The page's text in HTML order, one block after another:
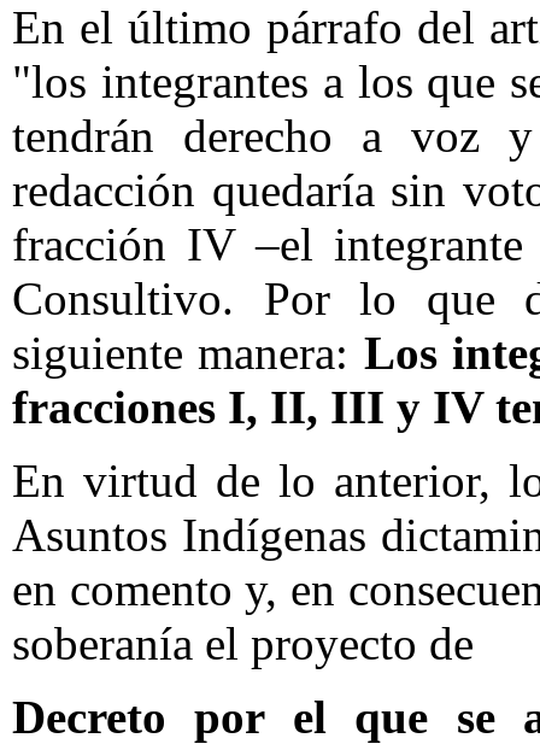
En el último párrafo del
"los integrantes a los que
tendrán derecho a voz
redacción quedaría sin
fracción IV –el
Consultivo. Por lo que
siguiente manera: Los
fracciones I, II, III y IV
En virtud de lo anterior,
Asuntos Indígenas
en comento y, en
soberanía el proyecto de
Decreto por el que se